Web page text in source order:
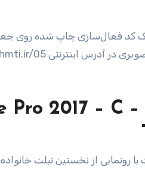
کد فعال‌سازی چاپ شده روی جعبه
Pro 2017 – C
با رونمایی از نخستین تبلت